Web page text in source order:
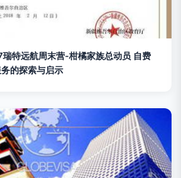
特远航周末营-柑橘家族总动员 自费
的探索与启示